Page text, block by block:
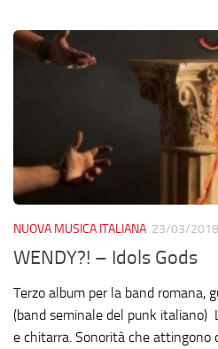
NUOVA MUSICA ITALIANA 23/03/2018
WENDY?! – Idols Gods
Terzo album per la band romana,
(band seminale del punk italiano)
e chitarra. Sonorità che attingono